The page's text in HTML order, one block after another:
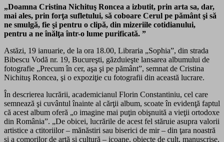
„Doamna Cristina Nichituş Roncea a izbutit, prin arta sa, dar,
mai ales, prin forţa sufletului, să coboare Cerul pe pământ şi să
ne smulgă, fie şi pentru o clipă, din mizeriile cotidianului,
pentru a ne înălţa într-o lume purificată. ”
Astăzi, 19 ianuarie, de la ora 18.00, Libraria „Sophia”, din strada
Bibescu Vodă nr. 19, Bucureşti, găzduieşte lansarea albumului de
fotografie „Precum în cer, aşa şi pe pământ”, semnat de Cristina
Nichituş Roncea, şi o expoziţie cu fotografii din această lucrare.
În descrierea lucrării, academicianul Florin Constantiniu, cel care
semnează şi cuvântul înainte al cărţii album, scoate în evidenţă faptul
că acest album oferă „o imagine mai puţin obişnuită a vieţii ortodoxe
din România”. „De obicei, lucrările de acest fel stăruie asupra valorii
artistice a ctitoriilor – mănăstiri sau biserici de mir – din ţara noastră
şi a comorilor de artă şi cultură – icoane, obiecte de cult, manuscrise,